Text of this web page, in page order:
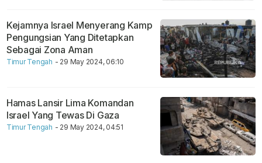
Kejamnya Israel Menyerang Kamp
Pengungsian Yang Ditetapkan
Sebagai Zona Aman
Timur Tengah - 29 May 2024, 06:10
Hamas Lansir Lima Komandan
Israel Yang Tewas Di Gaza
Timur Tengah - 29 May 2024, 04:51